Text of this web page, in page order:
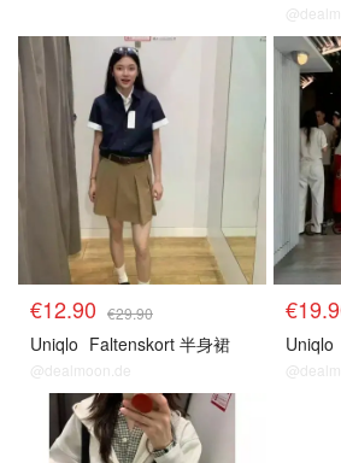
€12.90 €29.90
Uniqlo Faltenskort 半身裙
@dealmoon.de
Uniqlo